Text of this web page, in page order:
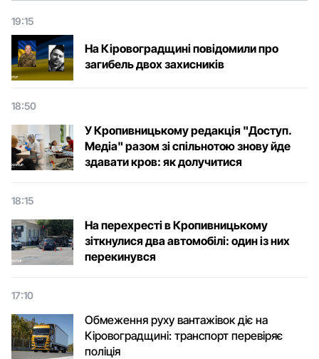
19:15
На Кіровоградщині повідомили про
загибель двох захисників
18:50
У Кропивницькому редакція "Доступ.
Медіа" разом зі спільнотою знову йде
здавати кров: як долучитися
18:15
На перехресті в Кропивницькому
зіткнулися два автомобілі: один із них
перекинувся
17:10
Обмеження руху вантажівок діє на
Кіровоградщині: транспорт перевіряє
поліція